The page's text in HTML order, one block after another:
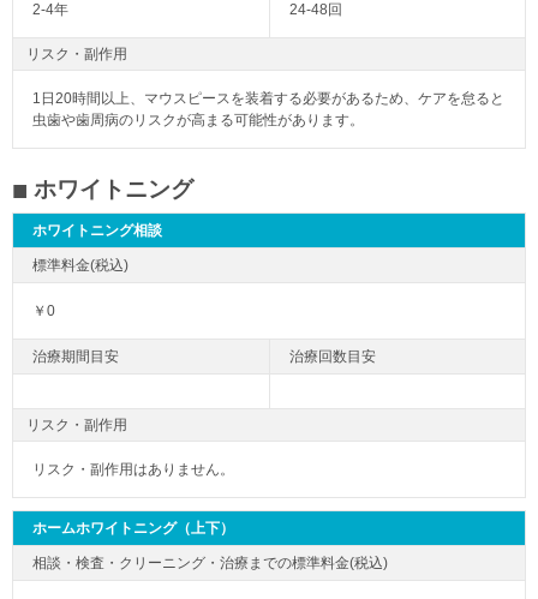
2-4年 24-48回
リスク・副作用
1日20時間以上、マウスピースを装着する必要があるため、ケアを怠ると
虫歯や歯周病のリスクが高まる可能性があります。
ホワイトニング
ホワイトニング相談
￥0
リスク・副作用
リスク・副作用はありません。
ホームホワイトニング（上下）